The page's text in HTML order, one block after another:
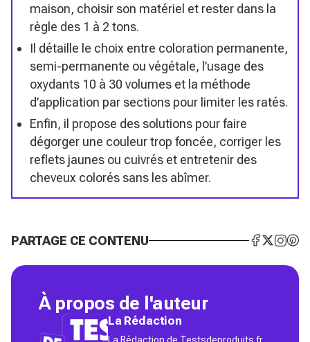
maison, choisir son matériel et rester dans la
règle des 1 à 2 tons.
Il détaille le choix entre coloration permanente,
semi-permanente ou végétale, l’usage des
oxydants 10 à 30 volumes et la méthode
d’application par sections pour limiter les ratés.
Enfin, il propose des solutions pour faire
dégorger une couleur trop foncée, corriger les
reflets jaunes ou cuivrés et entretenir des
cheveux colorés sans les abîmer.
PARTAGE CE CONTENU
À propos de l'auteur
La Rédaction
La Rédaction de Testsdeproduits.fr